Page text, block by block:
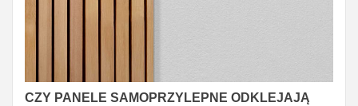
CZY PANELE SAMOPRZYLEPNE ODKLEJAJĄ